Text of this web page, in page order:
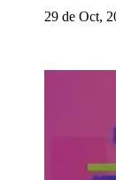
29 de Oct,